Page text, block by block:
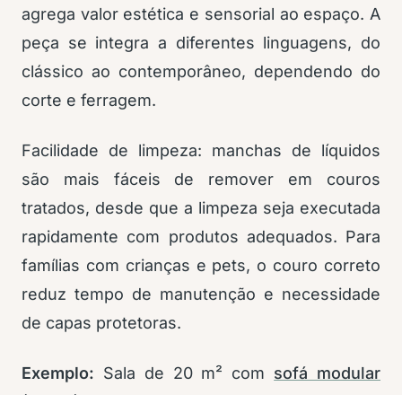
agrega valor estética e sensorial ao espaço. A
peça se integra a diferentes linguagens, do
clássico ao contemporâneo, dependendo do
corte e ferragem.
Facilidade de limpeza: manchas de líquidos
são mais fáceis de remover em couros
tratados, desde que a limpeza seja executada
rapidamente com produtos adequados. Para
famílias com crianças e pets, o couro correto
reduz tempo de manutenção e necessidade
de capas protetoras.
Exemplo: Sala de 20 m² com sofá modular